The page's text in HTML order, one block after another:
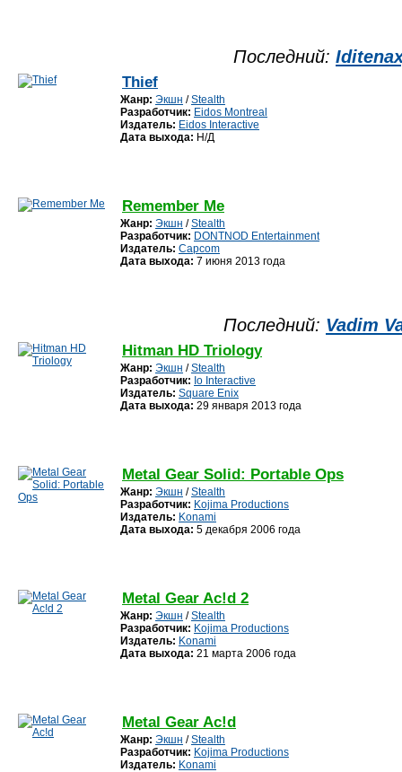
Последний:
Thief
Жанр: Экшн /Stealth
Разработчик: Eidos Montreal
Издатель: Eidos Interactive
Дата выхода: Н/Д
Remember Me
Жанр: Экшн /Stealth
Разработчик: DONTNOD Entertainment
Издатель: Capcom
Дата выхода: 7 июня 2013 года
Последний: Vadim
Hitman HD Triology
Жанр: Экшн /Stealth
Разработчик: Io Interactive
Издатель: Square Enix
Дата выхода: 29 января 2013 года
Metal Gear Solid: Portable Ops
Жанр: Экшн /Stealth
Разработчик: Kojima Productions
Издатель: Konami
Дата выхода: 5 декабря 2006 года
Metal Gear Ac!d 2
Жанр: Экшн /Stealth
Разработчик: Kojima Productions
Издатель: Konami
Дата выхода: 21 марта 2006 года
Metal Gear Ac!d
Жанр: Экшн /Stealth
Разработчик: Kojima Productions
Издатель: Konami